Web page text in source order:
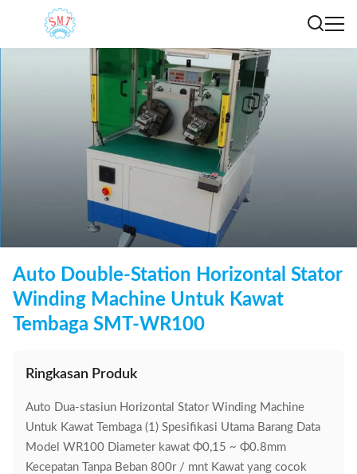
Auto Double-Station Horizontal Stator
Winding Machine Untuk Kawat
Tembaga SMT-WR100
Ringkasan Produk
Auto Dua-stasiun Horizontal Stator Winding Machine
Untuk Kawat Tembaga (1) Spesifikasi Utama Barang Data
Model WR100 Diameter kawat Φ0,15 ~ Φ0.8mm
Kecepatan Tanpa Beban 800r / mnt Kawat yang cocok